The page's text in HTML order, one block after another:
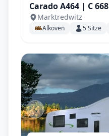
Carado A464 | C
Platz für 5
Doppelbett,
Marktredwitz
Alkoven 5Sitze